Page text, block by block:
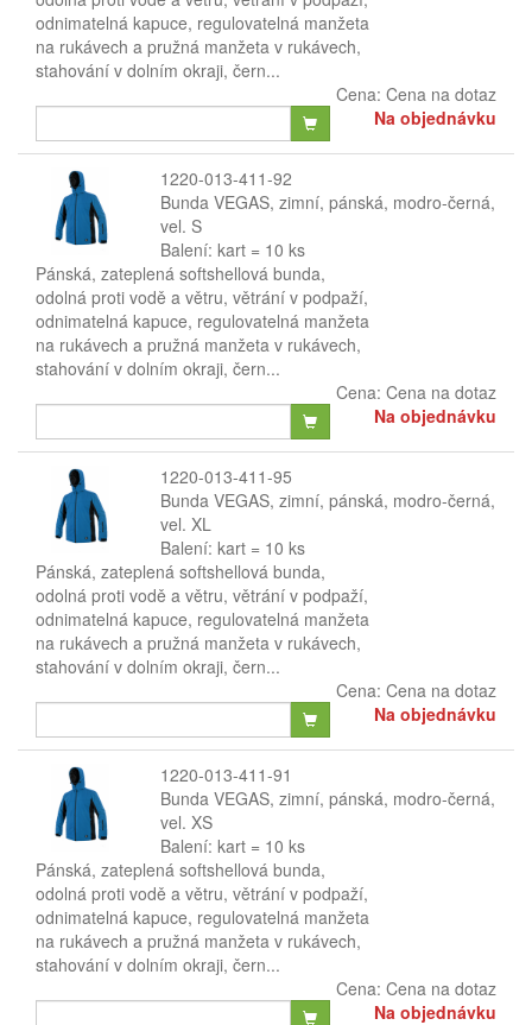
odnimatelná kapuce, regulovatelná manžeta
na rukávech a pružná manžeta v rukávech,
stahování v dolním okraji, čern...
Cena: Cena na dotaz
Na objednávku
1220-013-411-92
Bunda VEGAS, zimní, pánská, modro-černá,
vel. S
Balení: kart = 10 ks
Pánská, zateplená softshellová bunda,
odolná proti vodě a větru, větrání v podpaží,
odnimatelná kapuce, regulovatelná manžeta
na rukávech a pružná manžeta v rukávech,
stahování v dolním okraji, čern...
Cena: Cena na dotaz
Na objednávku
1220-013-411-95
Bunda VEGAS, zimní, pánská, modro-černá,
vel. XL
Balení: kart = 10 ks
Pánská, zateplená softshellová bunda,
odolná proti vodě a větru, větrání v podpaží,
odnimatelná kapuce, regulovatelná manžeta
na rukávech a pružná manžeta v rukávech,
stahování v dolním okraji, čern...
Cena: Cena na dotaz
Na objednávku
1220-013-411-91
Bunda VEGAS, zimní, pánská, modro-černá,
vel. XS
Balení: kart = 10 ks
Pánská, zateplená softshellová bunda,
odolná proti vodě a větru, větrání v podpaží,
odnimatelná kapuce, regulovatelná manžeta
na rukávech a pružná manžeta v rukávech,
stahování v dolním okraji, čern...
Cena: Cena na dotaz
Na objednávku